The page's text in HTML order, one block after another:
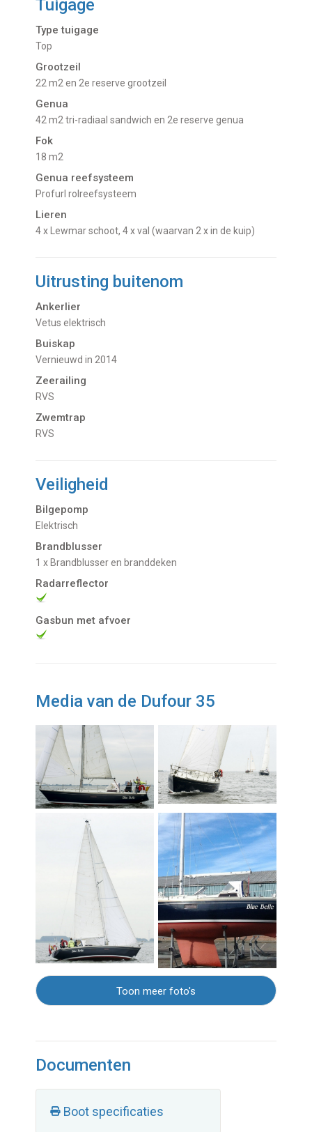
Tuigage
Type tuigage
Top
Grootzeil
22 m2 en 2e reserve grootzeil
Genua
42 m2 tri-radiaal sandwich en 2e reserve genua
Fok
18 m2
Genua reefsysteem
Profurl rolreefsysteem
Lieren
4 x Lewmar schoot, 4 x val (waarvan 2 x in de kuip)
Uitrusting buitenom
Ankerlier
Vetus elektrisch
Buiskap
Vernieuwd in 2014
Zeerailing
RVS
Zwemtrap
RVS
Veiligheid
Bilgepomp
Elektrisch
Brandblusser
1 x Brandblusser en branddeken
Radarreflector
Gasbun met afvoer
Media van de Dufour 35
Toon meer foto's
Documenten
Boot specificaties